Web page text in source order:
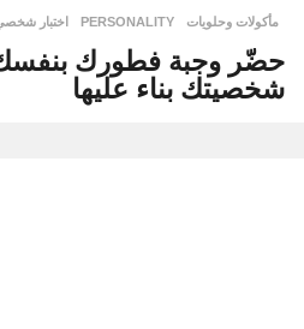
مأكولات وحلويات PERSONALITY
,
اختبار
حضّر وجبة فطورك بنفسك
شخصيتك بناء عليها